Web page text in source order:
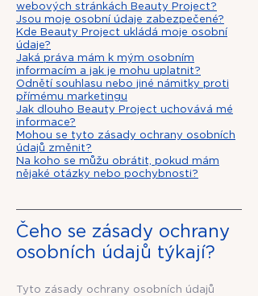
webových stránkách Beauty Project?
Jsou moje osobní údaje zabezpečené?
Kde Beauty Project ukládá moje osobní
údaje?
Jaká práva mám k mým osobním
informacím a jak je mohu uplatnit?
Odnětí souhlasu nebo jiné námitky proti
přímému marketingu
Jak dlouho Beauty Project uchovává mé
informace?
Mohou se tyto zásady ochrany osobních
údajů změnit?
Na koho se můžu obrátit, pokud mám
nějaké otázky nebo pochybnosti?
Čeho se zásady ochrany
osobních údajů týkají?
Tyto zásady ochrany osobních údajů